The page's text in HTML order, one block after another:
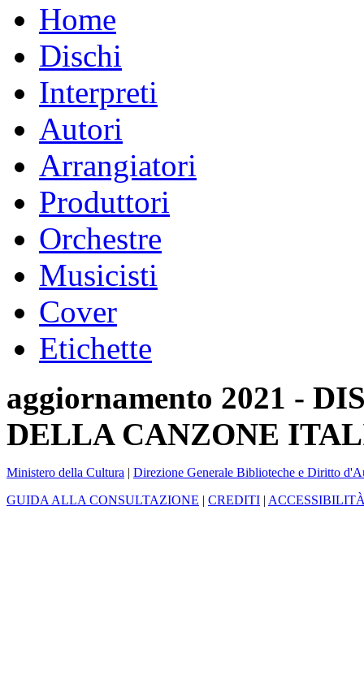
Home
Dischi
Interpreti
Autori
Arrangiatori
Produttori
Orchestre
Musicisti
Cover
Etichette
aggiornamento 2021 -
DELLA CANZONE
Ministero della Cultura | Direzione Generale Biblioteche e Diritto
GUIDA ALLA CONSULTAZIONE | CREDITI |